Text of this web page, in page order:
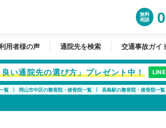
無料
相談
用者様の声 通院先を検索 交通事故ガイ
い通院先の選び方」プレゼント中！
覧 岡山市中区の整骨院・接骨院一覧 高島駅の整骨院・接骨院一覧